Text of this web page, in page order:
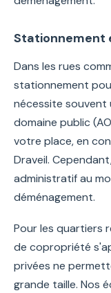
Stationnement
Dans les rues
stationnement
nécessite
domaine public
votre place, en
Draveil.
administratif au
déménagement.
Pour les quartiers
de copropriété
privées ne
grande taille. Nos